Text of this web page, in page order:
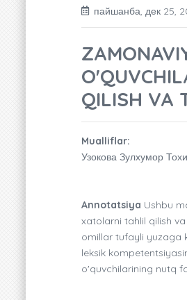
пайшанба, дек
QILISH VA
Mualliflar:
Узокова Зулхумор
Annotatsiya Ushbu
xatolarni tahlil qilish
omillar tufayli yuzaga
leksik
o'quvchilarining nutq